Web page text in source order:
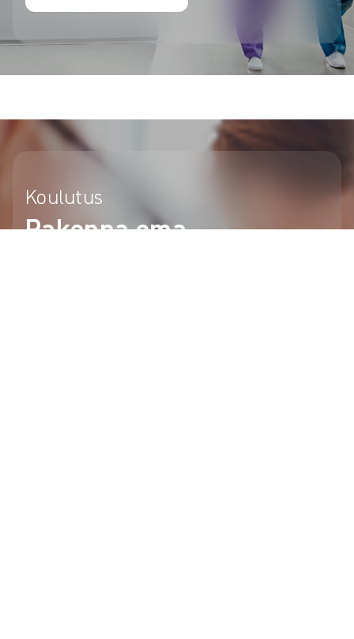
Koulutus
Rakenna oma